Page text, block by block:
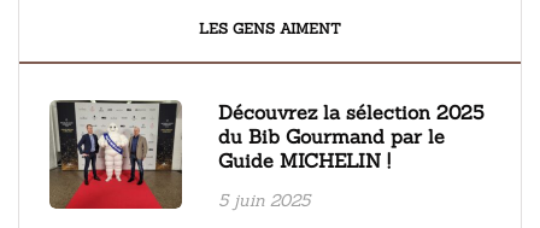
LES GENS AIMENT
Découvrez la sélection 2025
du Bib Gourmand par le
Guide MICHELIN !
5 juin 2025